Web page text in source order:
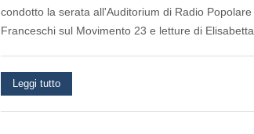
condotto la serata all'Auditorium di Radio
Franceschi sul Movimento 23 e letture di
Leggi tutto